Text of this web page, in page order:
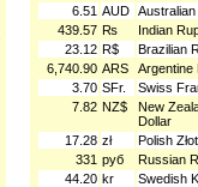
6.51 AUD
439.57 ₨
Indian
23.12 R$
Brazilian
6,740.90 ARS
Argentine
3.70 SFr.
Swiss
7.82 NZ$
New
Dollar
17.28 zł
Polish
331 руб
Russian
44.20 kr
Swedish